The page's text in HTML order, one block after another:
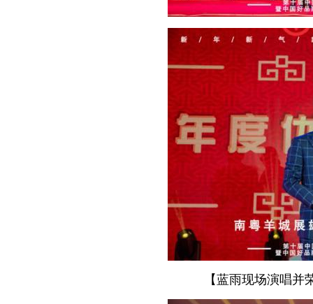
【蓝雨现场演唱并荣